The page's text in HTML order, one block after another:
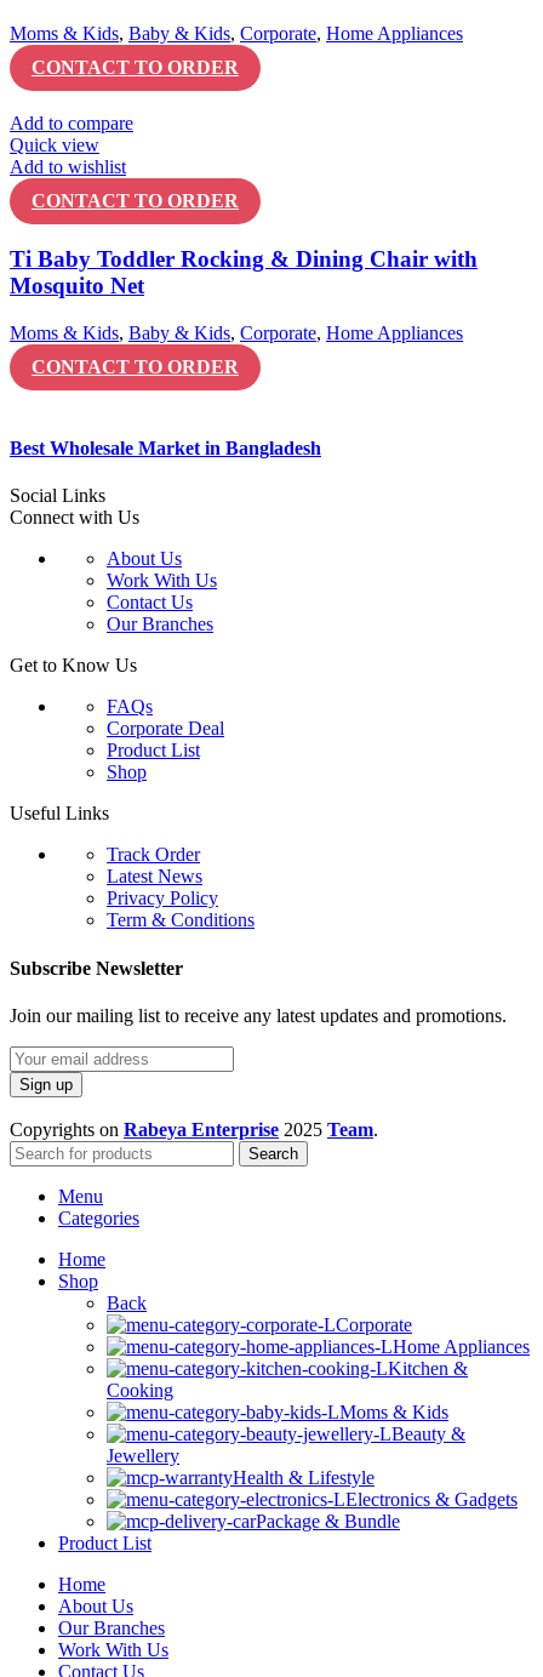
Moms & Kids, Baby & Kids, Corporate, Home Appliances
CONTACT TO ORDER
Add to compare
Quick view
Add to wishlist
CONTACT TO ORDER
Ti Baby Toddler Rocking & Dining Chair with
Mosquito Net
Moms & Kids, Baby & Kids, Corporate, Home Appliances
CONTACT TO ORDER
Best Wholesale Market in Bangladesh
Social Links
Connect with Us
About Us
Work With Us
Contact Us
Our Branches
Get to Know Us
FAQs
Corporate Deal
Product List
Shop
Useful Links
Track Order
Latest News
Privacy Policy
Term & Conditions
Subscribe Newsletter
Join our mailing list to receive any latest updates and promotions.
Copyrights on Rabeya Enterprise 2025 Team.
Search
Menu
Categories
Home
Shop
Back
Corporate
Home Appliances
Kitchen &
Cooking
Moms & Kids
Beauty &
Jewellery
Health & Lifestyle
Electronics & Gadgets
Package & Bundle
Product List
Home
About Us
Our Branches
Work With Us
Contact Us